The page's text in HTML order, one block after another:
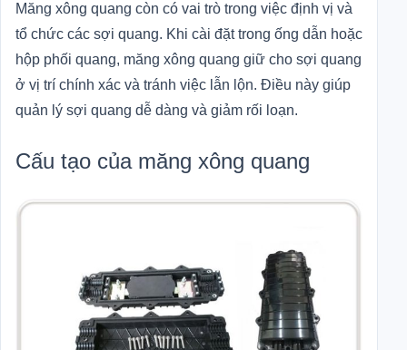
Măng xông quang còn có vai trò trong việc định vị và
tổ chức các sợi quang. Khi cài đặt trong ống dẫn hoặc
hộp phối quang, măng xông quang giữ cho sợi quang
ở vị trí chính xác và tránh việc lẫn lộn. Điều này giúp
quản lý sợi quang dễ dàng và giảm rối loạn.
Cấu tạo của măng xông quang